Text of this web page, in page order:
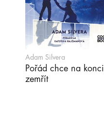
Adam Silvera
Pořád chce na konci
zemřít